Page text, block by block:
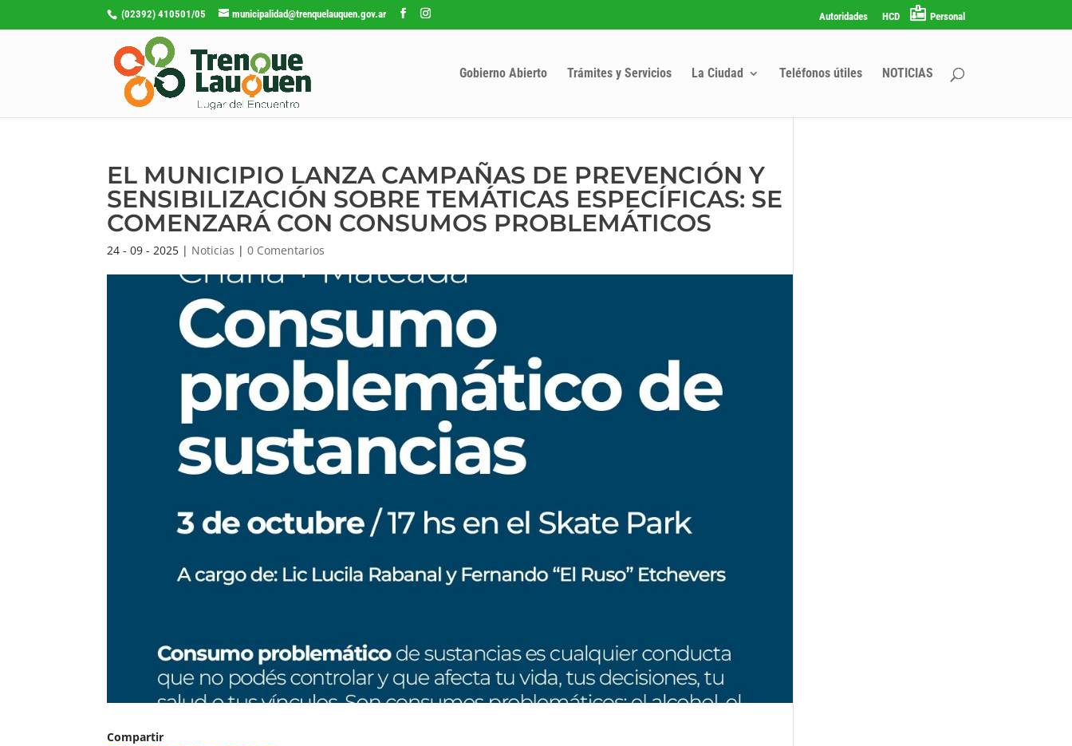
(02392) 410501/05 municipalidad@trenquelauquen.gov.ar Autoridades HCD Personal
Gobierno Abierto Trámites y Servicios La Ciudad Teléfonos útiles NOTICIAS
EL MUNICIPIO LANZA CAMPAÑAS DE PREVENCIÓN Y
SENSIBILIZACIÓN SOBRE TEMÁTICAS ESPECÍFICAS: SE
COMENZARÁ CON CONSUMOS PROBLEMÁTICOS
24 - 09 - 2025 | Noticias |0 Comentarios
Compartir